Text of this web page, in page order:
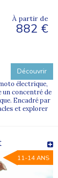
À partir de
882 €
Découvrir
électrique,
concentré de
Encadré par
et explorer
11-14 ANS